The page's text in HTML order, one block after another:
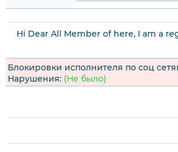
Hi Dear All Member of here, I am a
Блокировки исполнителя по соц
Нарушения: (Не было)